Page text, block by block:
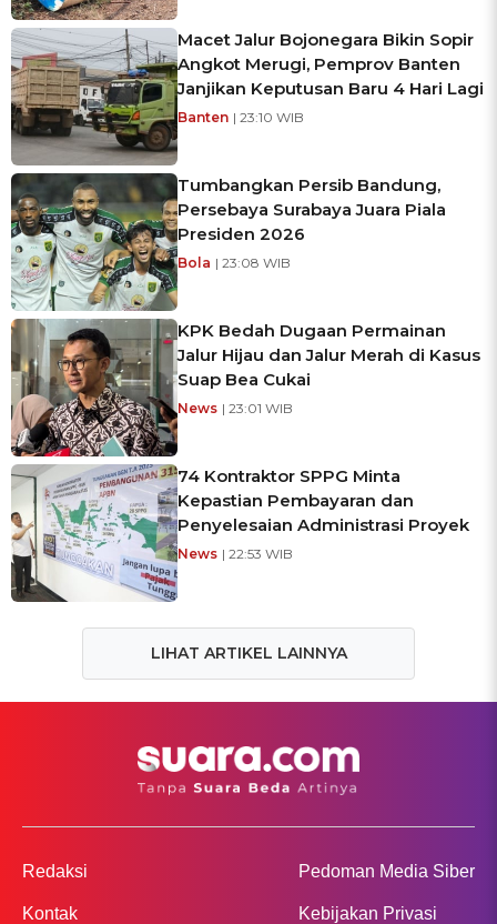
Macet Jalur Bojonegara Bikin Sopir
Angkot Merugi, Pemprov Banten
Janjikan Keputusan Baru 4 Hari Lagi
Banten | 23:10 WIB
Tumbangkan Persib Bandung,
Persebaya Surabaya Juara Piala
Presiden 2026
Bola | 23:08 WIB
KPK Bedah Dugaan Permainan
Jalur Hijau dan Jalur Merah di Kasus
Suap Bea Cukai
News | 23:01 WIB
74 Kontraktor SPPG Minta
Kepastian Pembayaran dan
Penyelesaian Administrasi Proyek
News | 22:53 WIB
LIHAT ARTIKEL LAINNYA
Redaksi
Kontak
Pedoman Media Siber
Kebijakan Privasi